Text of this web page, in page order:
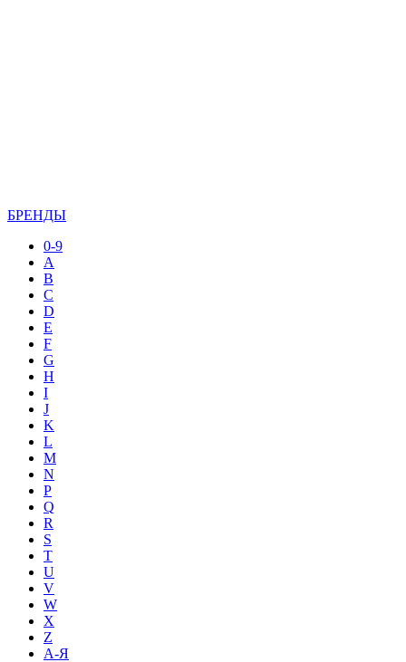
БРЕНДЫ
0-9
A
B
C
D
E
F
G
H
I
J
K
L
M
N
P
Q
R
S
T
U
V
W
X
Z
А-Я